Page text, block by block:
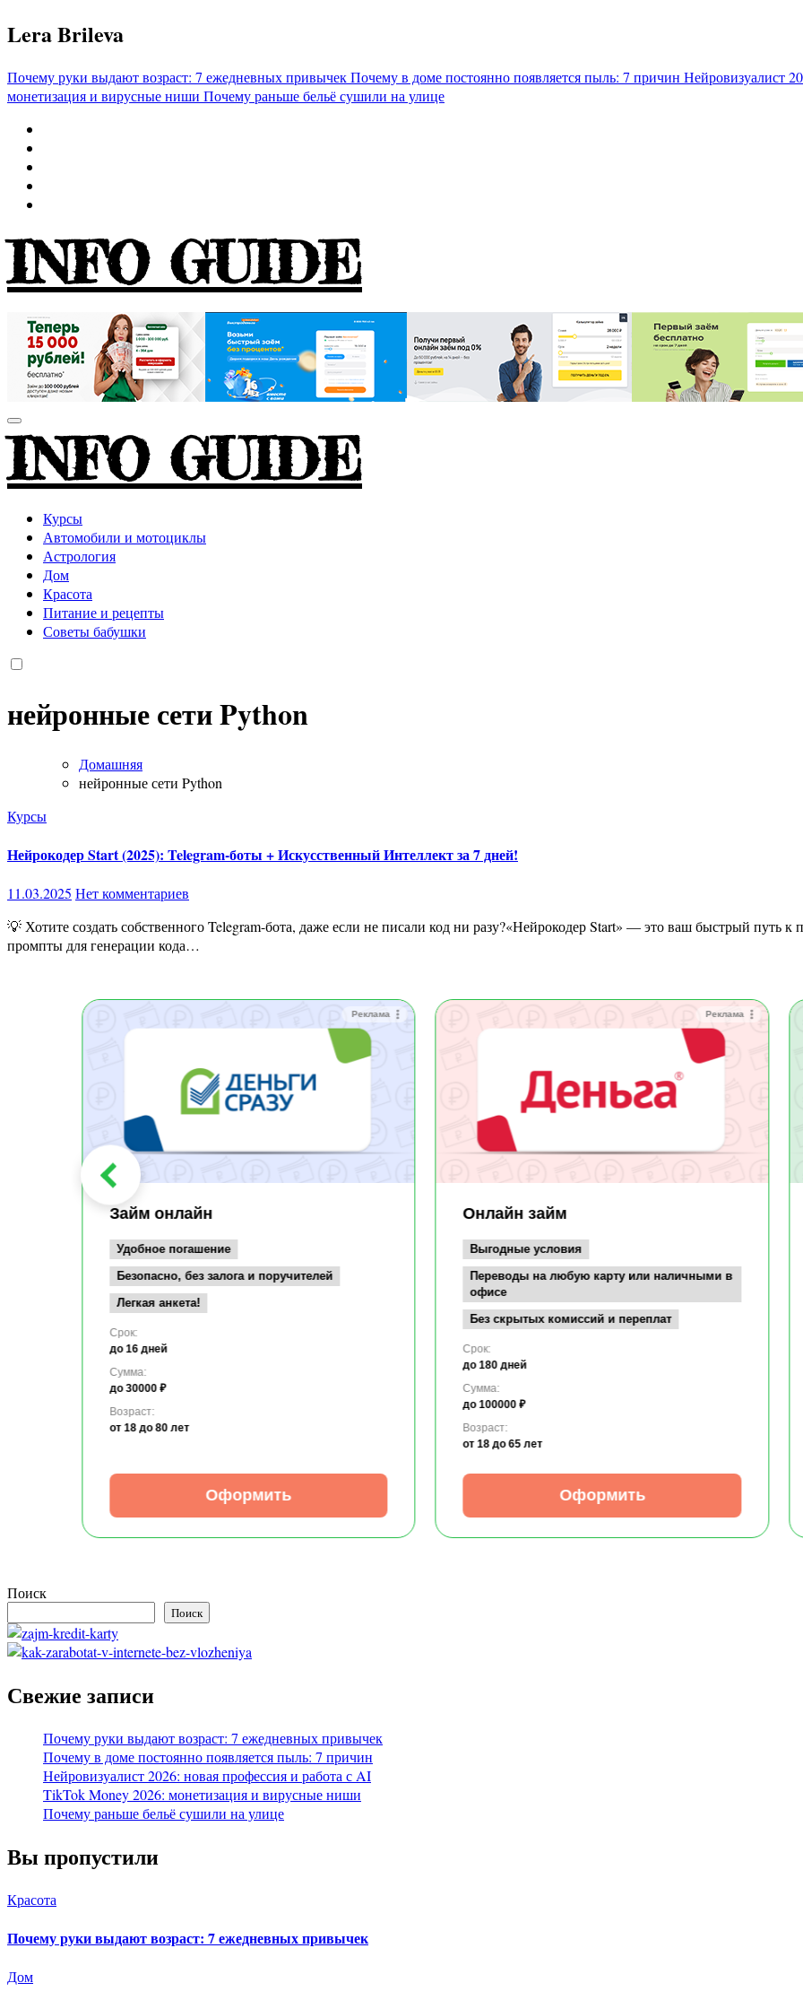
Перейти
к
Lera Brileva
Почему руки выдают возраст: 7 ежедневных привычекПочему в доме постоянно появляется пыль: 7 причин Нейровизуалист
монетизация и вирусные ниши Почему раньше бельё сушили на улице
INFO GUIDE
INFO GUIDE
Курсы
Автомобили и мотоциклы
Астрология
Дом
Красота
Питание и рецепты
Советы бабушки
нейронные сети Python
Домашняя
нейронные сети Python
Курсы
Нейрокодер Start (2025): Telegram-боты + Искусственный Интеллект за 7 дней!
11.03.2025 Нет комментариев
💡 Хотите создать собственного Telegram-бота, даже если не писали код ни разу?«Нейрокодер Start» — это ваш быстрый путь к программированию с помощью ИИ! 🔹 Научитесь писать
промпты для генерации кода…
Реклама
Займ онлайн
Удобное погашение
Безопасно, без залога и поручителей
Легкая анкета!
Срок:
до 16 дней
Сумма:
до 30000 ₽
Возраст:
от 18 до 80 лет
Оформить
Реклама
Онлайн займ
Выгодные условия
Переводы на любую карту или наличными в
офисе
Без скрытых комиссий и переплат
Срок:
до 180 дней
Сумма:
до 100000 ₽
Возраст:
от 18 до 65 лет
Оформить
Поиск
Поиск
Свежие записи
Почему руки выдают возраст: 7 ежедневных привычек
Почему в доме постоянно появляется пыль: 7 причин
Нейровизуалист 2026: новая профессия и работа с AI
TikTok Money 2026: монетизация и вирусные ниши
Почему раньше бельё сушили на улице
Вы пропустили
Красота
Почему руки выдают возраст: 7 ежедневных привычек
Дом